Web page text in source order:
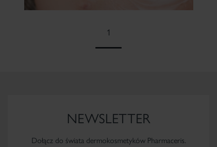
1
NEWSLETTER
Dołącz do świata dermokosmetyków Pharmaceris.